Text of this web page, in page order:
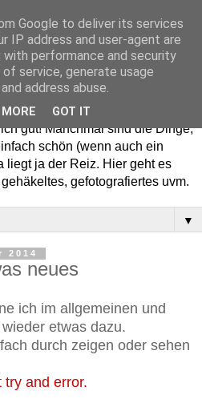
Einfach und schön -
gut! Manchmal sind die Dinge,
schön (wenn auch ein
liegt ja der Reiz. Hier geht es
gefotografiertes uvm.
▼
2014
neues
ich im allgemeinen und
etwas dazu.
durch zeigen oder sehen
try and error.
Google to deliver its services
IP address and user-agent are
with performance and security
service, generate usage
address abuse.
GOT IT